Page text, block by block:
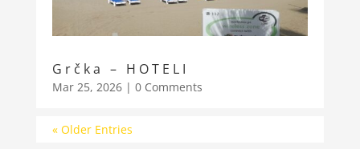
Grčka – HOTELI
Mar 25, 2026| 0 Comments
« Older Entries